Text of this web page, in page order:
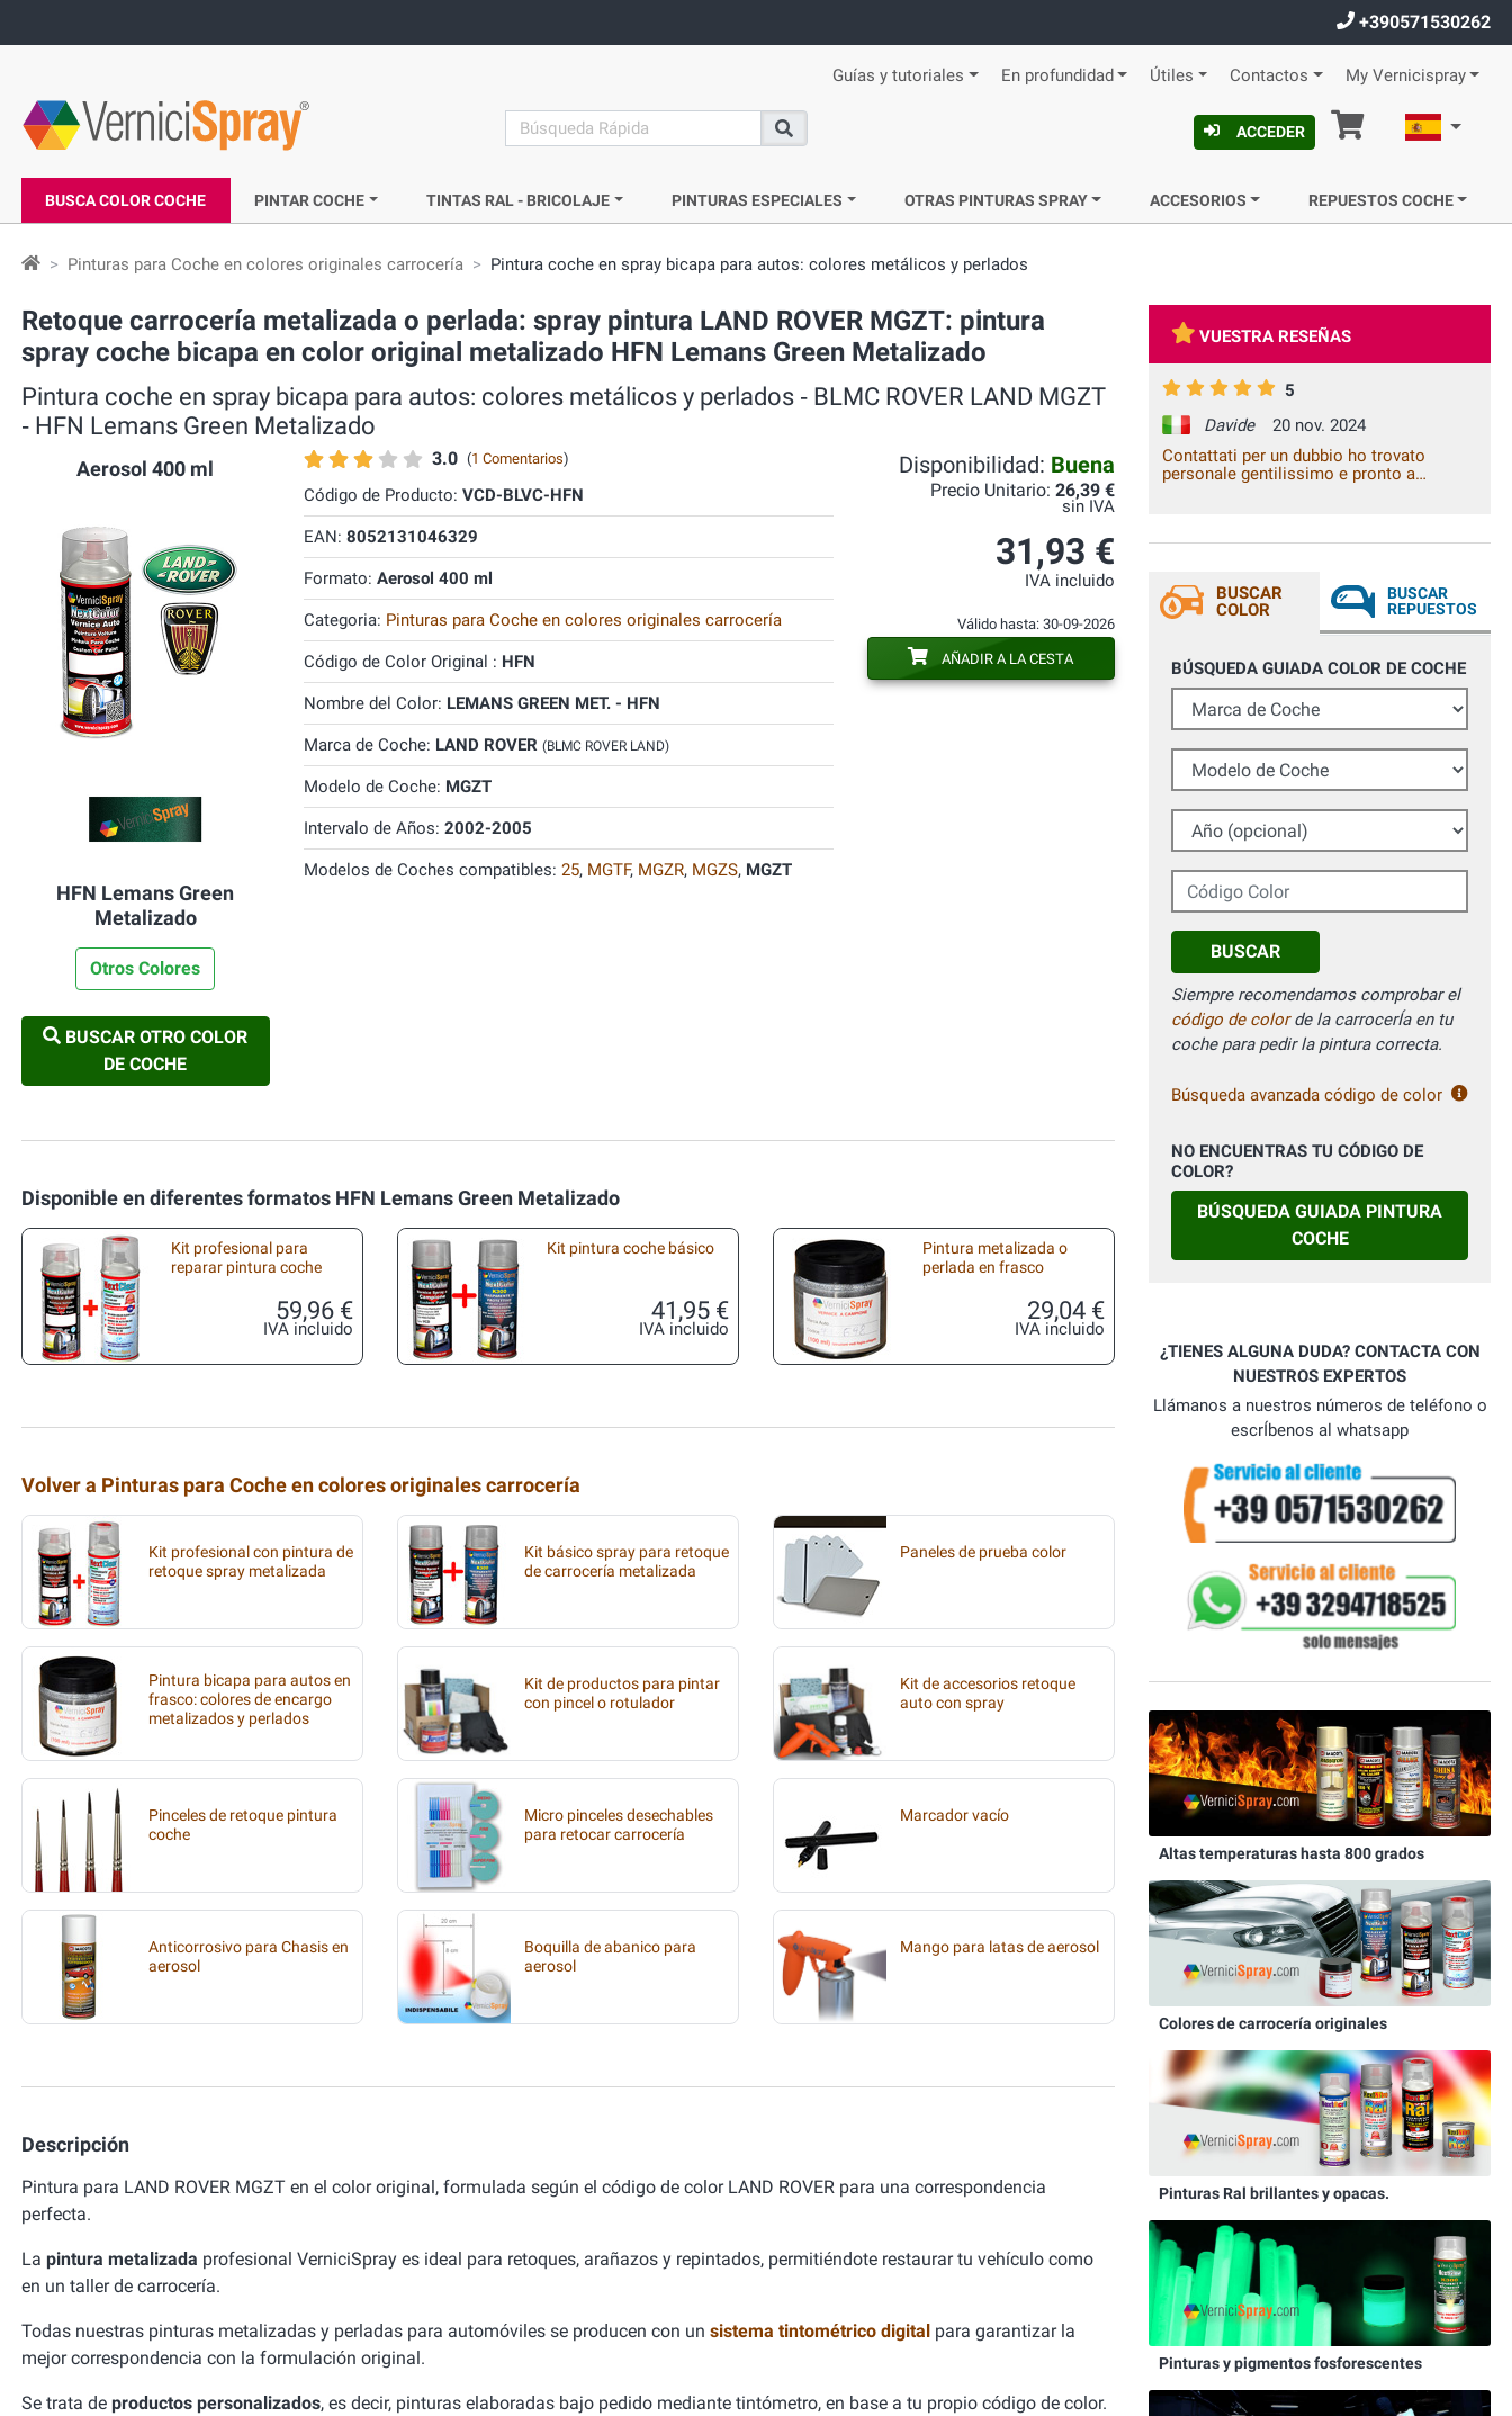
+390571530262
Guías y tutoriales En profundidad Útiles Contactos My Vernicispray
search
Buscar
ACCEDER Cesta Español
BUSCA COLOR COCHE PINTAR COCHE TINTAS RAL - BRICOLAJE PINTURAS ESPECIALES OTRAS PINTURAS SPRAY ACCESORIOS REPUESTOS COCHE
Pinturas para Coche en colores originales carrocería Pintura coche en spray bicapa para autos: colores metálicos y perlados
Retoque carrocería metalizada o perlada: spray pintura LAND ROVER MGZT: pintura
spray coche bicapa en color original metalizado HFN Lemans Green Metalizado
Pintura coche en spray bicapa para autos: colores metálicos y perlados ‐ BLMC ROVER LAND MGZT
‐ HFN Lemans Green Metalizado
Aerosol 400 ml
HFN Lemans Green
Metalizado
Otros Colores
BUSCAR OTRO COLOR
DE COCHE
3.0 (1 Comentarios)
Código de Producto: VCD-BLVC-HFN
EAN: 8052131046329
Formato: Aerosol 400 ml
Categoria: Pinturas para Coche en colores originales carrocería
Código de Color Original : HFN
Nombre del Color: LEMANS GREEN MET. - HFN
Marca de Coche: LAND ROVER (BLMC ROVER LAND)
Modelo de Coche: MGZT
Intervalo de Años: 2002-2005
Modelos de Coches compatibles: 25, MGTF, MGZR, MGZS, MGZT
Disponibilidad: Buena
Precio Unitario: 26,39 €
sin IVA
31,93 €
IVA incluido
Válido hasta: 30-09-2026
AÑADIR A LA CESTA
Disponible en diferentes formatos HFN Lemans Green Metalizado
Kit profesional para
reparar pintura coche
59,96 €
IVA incluido
Kit pintura coche básico
41,95 €
IVA incluido
Pintura metalizada o
perlada en frasco
29,04 €
IVA incluido
Volver a Pinturas para Coche en colores originales carrocería
Kit profesional con pintura de
retoque spray metalizada
Kit básico spray para retoque
de carrocería metalizada
Paneles de prueba color
Pintura bicapa para autos en
frasco: colores de encargo
metalizados y perlados
Kit de productos para pintar
con pincel o rotulador
Kit de accesorios retoque
auto con spray
Pinceles de retoque pintura
coche
Micro pinceles desechables
para retocar carrocería
Marcador vacío
Anticorrosivo para Chasis en
aerosol
Boquilla de abanico para
aerosol
Mango para latas de aerosol
Descripción
Pintura para LAND ROVER MGZT en el color original, formulada según el código de color LAND ROVER para una correspondencia
perfecta.
La pintura metalizada profesional VerniciSpray es ideal para retoques, arañazos y repintados, permitiéndote restaurar tu vehículo como
en un taller de carrocería.
Todas nuestras pinturas metalizadas y perladas para automóviles se producen con un sistema tintométrico digital para garantizar la
mejor correspondencia con la formulación original.
Se trata de productos personalizados, es decir, pinturas elaboradas bajo pedido mediante tintómetro, en base a tu propio código de color.
VUESTRA RESEÑAS
5
Davide
20 nov. 2024
Contattati per un dubbio ho trovato
personale gentilissimo e pronto a
acquisti. Grazie di cuore Davide
BUSCAR
COLOR
BUSCAR
REPUESTOS
BÚSQUEDA GUIADA COLOR DE COCHE
Marca de Coche
Modelo de Coche
Año (opcional)
Código Color
BUSCAR
Siempre recomendamos comprobar el
código de colorde la carrocerÍa en tu
coche para pedir la pintura correcta.
Búsqueda avanzada código de color
NO ENCUENTRAS TU CÓDIGO DE
COLOR?
BÚSQUEDA GUIADA PINTURA
COCHE
¿TIENES ALGUNA DUDA? CONTACTA CON
NUESTROS EXPERTOS
Llámanos a nuestros números de teléfono o
escrÍbenos al whatsapp
Altas temperaturas hasta 800 grados
Colores de carrocería originales
Pinturas Ral brillantes y opacas.
Pinturas y pigmentos fosforescentes